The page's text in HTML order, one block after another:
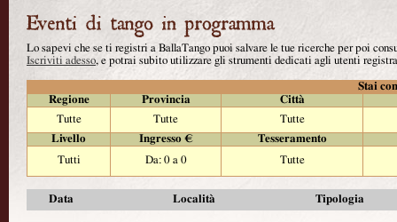
Lo sapevi che se ti registri a BallaTango puoi salvare le tue ricerche per poi
Iscriviti adesso, e potrai subito utilizzare gli strumenti dedicati agli utenti
Stai
Regione
Provincia
Città
Tutte
Tutte
Tutte
Livello
Ingresso €
Tesseramento
Tutti
Da: 0 a 0 Tutte
Data Località Tipologia